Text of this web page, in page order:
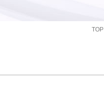
TOP